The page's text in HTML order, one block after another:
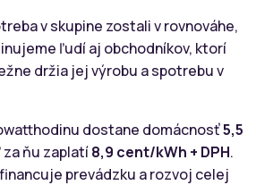
v skupine zostali v rovnováhe,
ľudí aj obchodníkov, ktorí
držia jej výrobu a spotrebu v
dostane domácnosť5,5
ňu zaplatí8,9 cent/kWh + DPH.
prevádzku a rozvoj celej